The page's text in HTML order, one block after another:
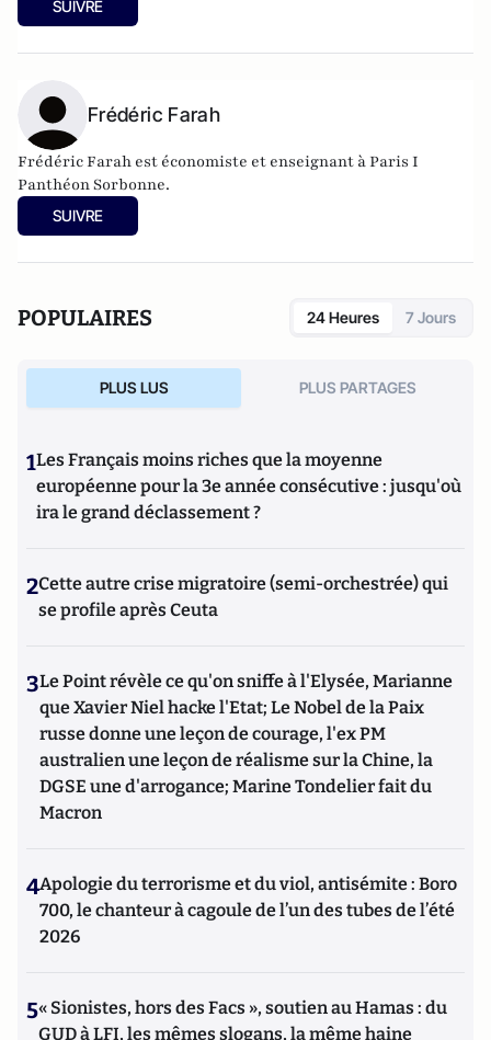
SUIVRE
Frédéric Farah
Frédéric Farah est économiste et enseignant à Paris I
Panthéon Sorbonne.
SUIVRE
POPULAIRES 24 Heures 7 Jours
PLUS LUS PLUS PARTAGES
1Les Français moins riches que la moyenne
européenne pour la 3e année consécutive : jusqu'où
ira le grand déclassement ?
2Cette autre crise migratoire (semi-orchestrée) qui
se profile après Ceuta
3Le Point révèle ce qu'on sniffe à l'Elysée, Marianne
que Xavier Niel hacke l'Etat; Le Nobel de la Paix
russe donne une leçon de courage, l'ex PM
australien une leçon de réalisme sur la Chine, la
DGSE une d'arrogance; Marine Tondelier fait du
Macron
4Apologie du terrorisme et du viol, antisémite : Boro
700, le chanteur à cagoule de l’un des tubes de l’été
2026
5« Sionistes, hors des Facs », soutien au Hamas : du
GUD à LFI, les mêmes slogans, la même haine